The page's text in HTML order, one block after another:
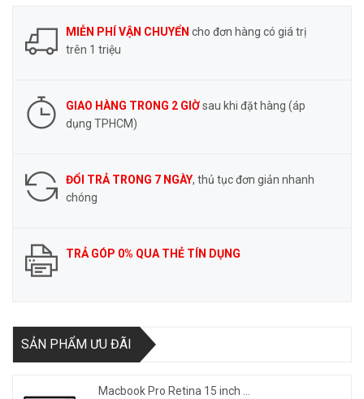
MIỄN PHÍ VẬN CHUYỂN cho đơn hàng có giá trị
trên 1 triệu
GIAO HÀNG TRONG 2 GIỜsau khi đặt hàng (áp
dụng TPHCM)
ĐỔI TRẢ TRONG 7 NGÀY, thủ tục đơn giản nhanh
chóng
TRẢ GÓP 0% QUA THẺ TÍN DỤNG
SẢN PHẨM ƯU ĐÃI
Macbook Pro Retina 15 inch ...